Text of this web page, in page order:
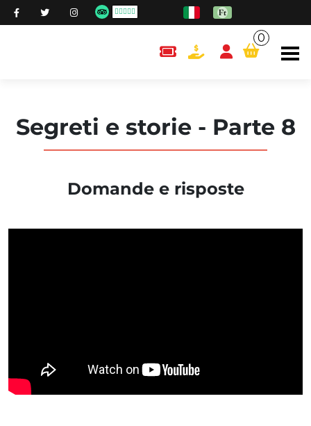
content.cart
0
Segreti e storie - Parte 8
Domande e risposte